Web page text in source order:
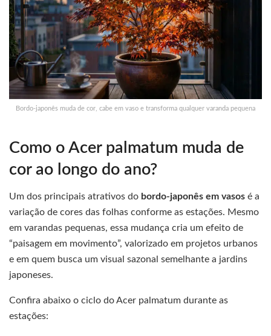
Bordo-japonês muda de cor, cabe em vaso e transforma qualquer varanda pequena
Como o Acer palmatum muda de
cor ao longo do ano?
Um dos principais atrativos do bordo-japonês em vasos é a
variação de cores das folhas conforme as estações. Mesmo
em varandas pequenas, essa mudança cria um efeito de
“paisagem em movimento”, valorizado em projetos urbanos
e em quem busca um visual sazonal semelhante a jardins
japoneses.
Confira abaixo o ciclo do Acer palmatum durante as
estações: